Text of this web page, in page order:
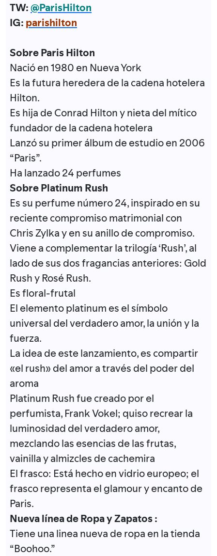
TW:@ParisHilton
IG: parishilton
Sobre Paris Hilton
Nació en 1980 en Nueva York
Es la futura heredera de la cadena hotelera
Hilton.
Es hija de Conrad Hilton y nieta del mítico
fundador de la cadena hotelera
Lanzó su primer álbum de estudio en 2006
“Paris”.
Ha lanzado 24 perfumes
Sobre Platinum Rush
Es su perfume número 24, inspirado en su
reciente compromiso matrimonial con
Chris Zylka y en su anillo de compromiso.
Viene a complementar la trilogía ‘Rush’, al
lado de sus dos fragancias anteriores: Gold
Rush y Rosé Rush.
Es floral-frutal
El elemento platinum es el símbolo
universal del verdadero amor, la unión y la
fuerza.
La idea de este lanzamiento, es compartir
«el rush» del amor a través del poder del
aroma
Platinum Rush fue creado por el
perfumista, Frank Vokel; quiso recrear la
luminosidad del verdadero amor,
mezclando las esencias de las frutas,
vainilla y almizcles de cachemira
El frasco: Está hecho en vidrio europeo; el
frasco representa el glamour y encanto de
Paris.
Nueva línea de Ropa y Zapatos :
Tiene una linea nueva de ropa en la tienda
“Boohoo.”